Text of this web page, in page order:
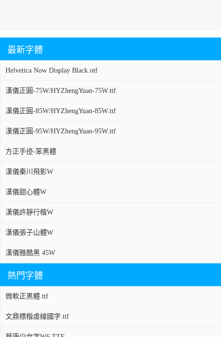
最新字體
Helvetica Now Display Black.otf
漢儀正圓-75W/HYZhengYuan-75W.ttf
漢儀正圓-85W/HYZhengYuan-85W.ttf
漢儀正圓-95W/HYZhengYuan-95W.ttf
方正手迹-笨黑體
漢儀秦川飛影W
漢儀甜心體W
漢儀許靜行楷W
漢儀張子山體W
漢儀雅酷黑 45W
熱門字體
微軟正黑體.ttf
文鼎標楷虛線國字.ttf